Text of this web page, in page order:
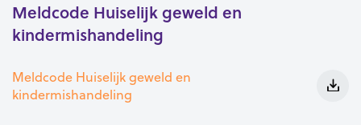
Meldcode Huiselijk geweld en
kindermishandeling
Meldcode Huiselijk geweld en
kindermishandeling